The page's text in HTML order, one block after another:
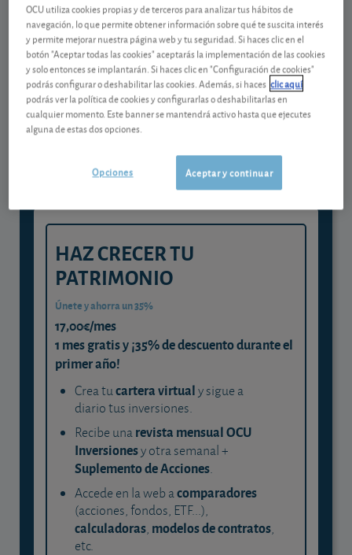
Contenido reservado a SOCIOS
Gestiona tu dinero con visión
experta
para ti
HAZ CRECER TU
PATRIMONIO
Únete y ahorra un 35%
17,00€/mes
1 mes gratis y ¡35% de descuento durante el
primer año!
Crea tucartera virtualy sigue a
diario tus inversiones.
Recibe unarevista mensual OCU
Inversionesy otra semanal +
Suplemento de Acciones.
Accede en la web acomparadores
(acciones, fondos, ETF...),
calculadoras, modelos de contratos,
etc.
OCU utiliza cookies propias y de terceros para analizar tus hábitos de
navegación, lo que permite obtener información sobre qué te suscita interés
y permite mejorar nuestra página web y tu seguridad. Si haces clic en el
botón "Aceptar todas las cookies" aceptarás la implementación de las cookies
y solo entonces se implantarán. Si haces clic en "Configuración de cookies"
podrás configurar o deshabilitar las cookies. Además, si haces clic aquí
podrás ver la política de cookies y configurarlas o deshabilitarlas en
cualquier momento. Este banner se mantendrá activo hasta que ejecutes
alguna de estas dos opciones.
Aceptar y continuar
Opciones